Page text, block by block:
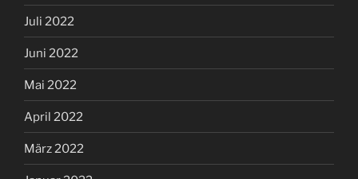
Juli 2022
Juni 2022
Mai 2022
April 2022
März 2022